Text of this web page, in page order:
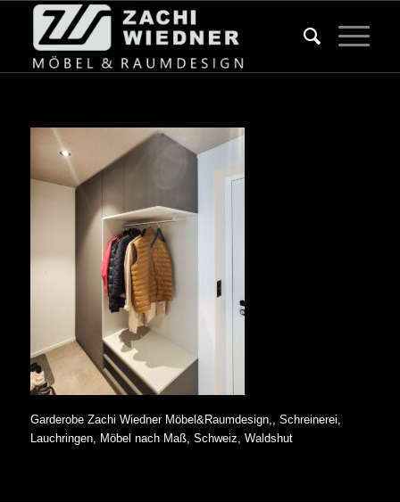
Garderobe Zachi Wiedner Möbel&Raumdesign,, Schreinerei,
Lauchringen, Möbel nach Maß, Schweiz, Waldshut